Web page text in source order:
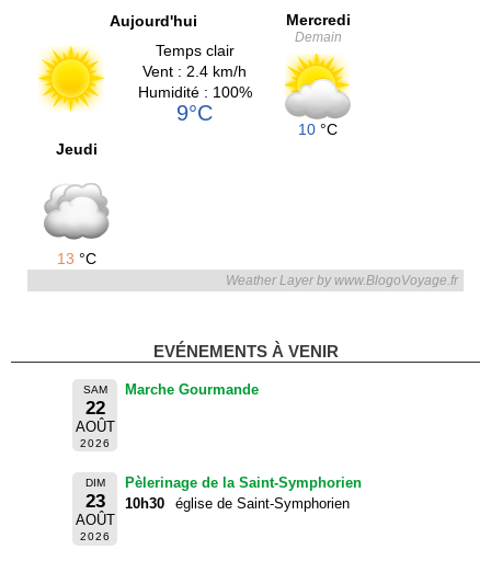
Aujourd'hui
Temps clair
Vent : 2.4 km/h
Humidité : 100%
9°C
Mercredi
Demain
10 °C
Jeudi
13 °C
Weather Layer by www.BlogoVoyage.fr
EVÉNEMENTS À VENIR
SAM
22
AOÛT
2026
Marche Gourmande
DIM
23
AOÛT
2026
Pèlerinage de la Saint-Symphorien
10h30
église de Saint-Symphorien